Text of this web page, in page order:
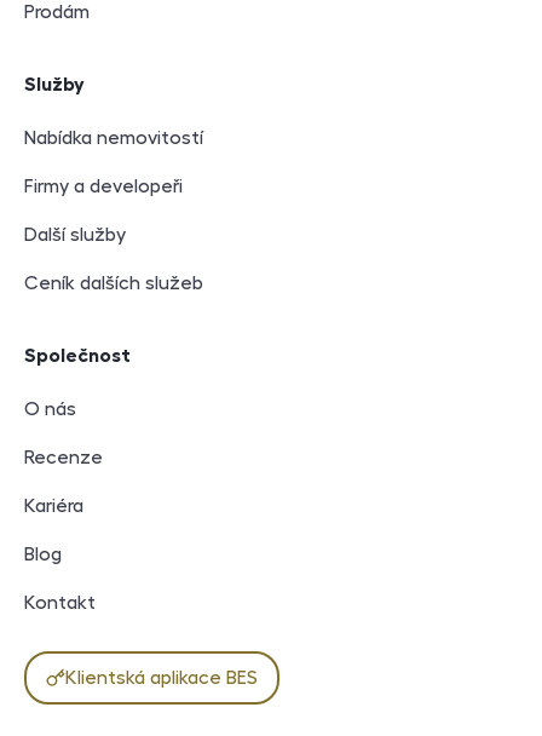
Prodám
Služby
Nabídka nemovitostí
Firmy a developeři
Další služby
Ceník dalších služeb
Společnost
O nás
Recenze
Kariéra
Blog
Kontakt
Klientská aplikace BES